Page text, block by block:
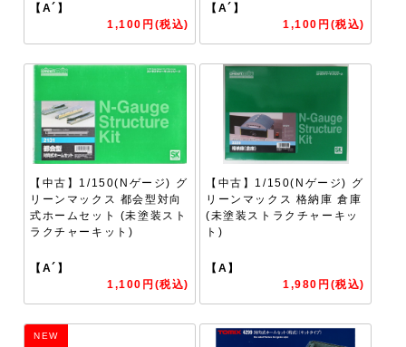
【A´】
1,100円(税込)
【A´】
1,100円(税込)
【中古】1/150(Nゲージ) グ
リーンマックス 都会型対向
式ホームセット (未塗装スト
ラクチャーキット)
【A´】
1,100円(税込)
【中古】1/150(Nゲージ) グ
リーンマックス 格納庫 倉庫
(未塗装ストラクチャーキッ
ト)
【A】
1,980円(税込)
NEW